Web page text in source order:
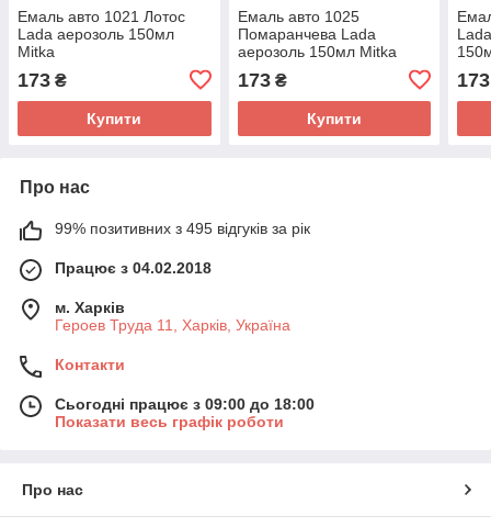
Емаль авто 1021 Лотос
Lada аерозоль 150мл
Mitka
173 ₴
Купити
Емаль авто 1025
Помаранчева Lada
аерозоль 150мл Mitka
173₴
Купити
173
Про нас
99% позитивних з 495 відгуків за рік
Працює з 04.02.2018
м. Харків
Героев Труда 11, Харків, Україна
Контакти
Сьогодні працює з 09:00 до 18:00
Показати весь графік роботи
Про нас